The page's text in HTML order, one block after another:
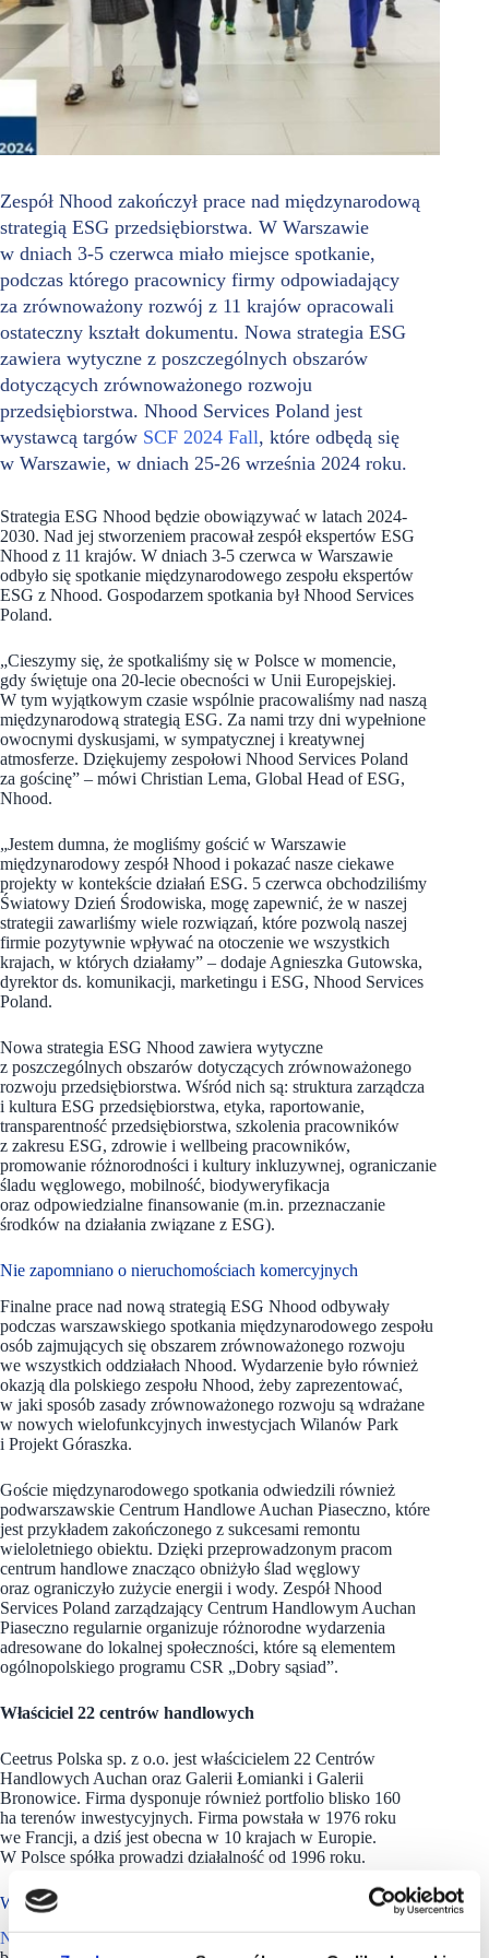
Zespół Nhood zakończył prace nad międzynarodową
strategią ESG przedsiębiorstwa. W Warszawie
w dniach 3-5 czerwca miało miejsce spotkanie,
podczas którego pracownicy firmy odpowiadający
za zrównoważony rozwój z 11 krajów opracowali
ostateczny kształt dokumentu. Nowa strategia ESG
zawiera wytyczne z poszczególnych obszarów
dotyczących zrównoważonego rozwoju
przedsiębiorstwa. Nhood Services Poland jest
wystawcą targów SCF 2024 Fall, które odbędą się
w Warszawie, w dniach 25-26 września 2024 roku.
Strategia ESG Nhood będzie obowiązywać w latach 2024-
2030. Nad jej stworzeniem pracował zespół ekspertów ESG
Nhood z 11 krajów. W dniach 3-5 czerwca w Warszawie
odbyło się spotkanie międzynarodowego zespołu ekspertów
ESG z Nhood. Gospodarzem spotkania był Nhood Services
Poland.
„Cieszymy się, że spotkaliśmy się w Polsce w momencie,
gdy świętuje ona 20-lecie obecności w Unii Europejskiej.
W tym wyjątkowym czasie wspólnie pracowaliśmy nad naszą
międzynarodową strategią ESG. Za nami trzy dni wypełnione
owocnymi dyskusjami, w sympatycznej i kreatywnej
atmosferze. Dziękujemy zespołowi Nhood Services Poland
za gościnę” – mówi Christian Lema, Global Head of ESG,
Nhood.
„Jestem dumna, że mogliśmy gościć w Warszawie
międzynarodowy zespół Nhood i pokazać nasze ciekawe
projekty w kontekście działań ESG. 5 czerwca obchodziliśmy
Światowy Dzień Środowiska, mogę zapewnić, że w naszej
strategii zawarliśmy wiele rozwiązań, które pozwolą naszej
firmie pozytywnie wpływać na otoczenie we wszystkich
krajach, w których działamy” – dodaje Agnieszka Gutowska,
dyrektor ds. komunikacji, marketingu i ESG, Nhood Services
Poland.
Nowa strategia ESG Nhood zawiera wytyczne
z poszczególnych obszarów dotyczących zrównoważonego
rozwoju przedsiębiorstwa. Wśród nich są: struktura zarządcza
i kultura ESG przedsiębiorstwa, etyka, raportowanie,
transparentność przedsiębiorstwa, szkolenia pracowników
z zakresu ESG, zdrowie i wellbeing pracowników,
promowanie różnorodności i kultury inkluzywnej, ograniczanie
śladu węglowego, mobilność, biodyweryfikacja
oraz odpowiedzialne finansowanie (m.in. przeznaczanie
środków na działania związane z ESG).
Nie zapomniano o nieruchomościach komercyjnych
Finalne prace nad nową strategią ESG Nhood odbywały
podczas warszawskiego spotkania międzynarodowego zespołu
osób zajmujących się obszarem zrównoważonego rozwoju
we wszystkich oddziałach Nhood. Wydarzenie było również
okazją dla polskiego zespołu Nhood, żeby zaprezentować,
w jaki sposób zasady zrównoważonego rozwoju są wdrażane
w nowych wielofunkcyjnych inwestycjach Wilanów Park
i Projekt Góraszka.
Goście międzynarodowego spotkania odwiedzili również
podwarszawskie Centrum Handlowe Auchan Piaseczno, które
jest przykładem zakończonego z sukcesami remontu
wieloletniego obiektu. Dzięki przeprowadzonym pracom
centrum handlowe znacząco obniżyło ślad węglowy
oraz ograniczyło zużycie energii i wody. Zespół Nhood
Services Poland zarządzający Centrum Handlowym Auchan
Piaseczno regularnie organizuje różnorodne wydarzenia
adresowane do lokalnej społeczności, które są elementem
ogólnopolskiego programu CSR „Dobry sąsiad”.
Właściciel 22 centrów handlowych
Ceetrus Polska sp. z o.o. jest właścicielem 22 Centrów
Handlowych Auchan oraz Galerii Łomianki i Galerii
Bronowice. Firma dysponuje również portfolio blisko 160
ha terenów inwestycyjnych. Firma powstała w 1976 roku
we Francji, a dziś jest obecna w 10 krajach w Europie.
W Polsce spółka prowadzi działalność od 1996 roku.
W portfolio 25 centrów i galerii handlowych
Nhood Services Polandświadczy kompleksowe usługi dla